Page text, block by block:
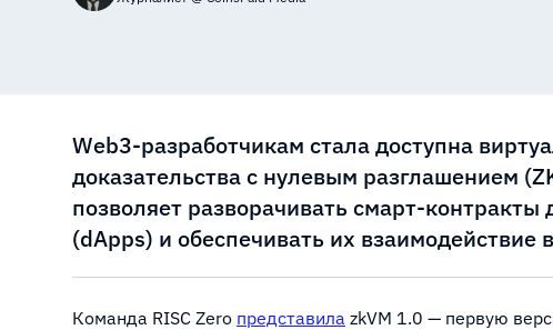
Web3-разработчикам стала доступна
доказательства с нулевым разглашением
позволяет разворачивать смарт-
(dApps) и обеспечивать их взаимодействие
Команда RISC Zero представила zkVM 1.0 — первую